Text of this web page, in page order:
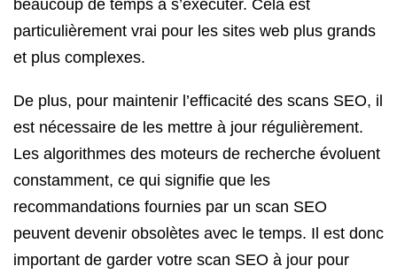
beaucoup de temps à s’exécuter. Cela est
particulièrement vrai pour les sites web plus grands
et plus complexes.
De plus, pour maintenir l’efficacité des scans SEO, il
est nécessaire de les mettre à jour régulièrement.
Les algorithmes des moteurs de recherche évoluent
constamment, ce qui signifie que les
recommandations fournies par un scan SEO
peuvent devenir obsolètes avec le temps. Il est donc
important de garder votre scan SEO à jour pour